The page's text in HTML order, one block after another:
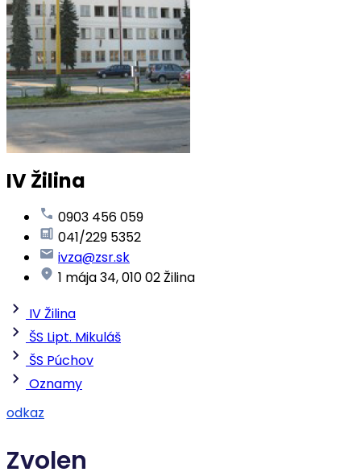
IV Žilina
0903 456 059
041/229 5352
ivza@zsr.sk
1 mája 34, 010 02 Žilina
IV Žilina
ŠS Lipt. Mikuláš
ŠS Púchov
Oznamy
odkaz
Zvolen